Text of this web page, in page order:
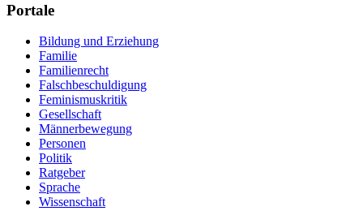
Portale
Bildung und Erziehung
Familie
Familienrecht
Falschbeschuldigung
Feminismuskritik
Gesellschaft
Männerbewegung
Personen
Politik
Ratgeber
Sprache
Wissenschaft